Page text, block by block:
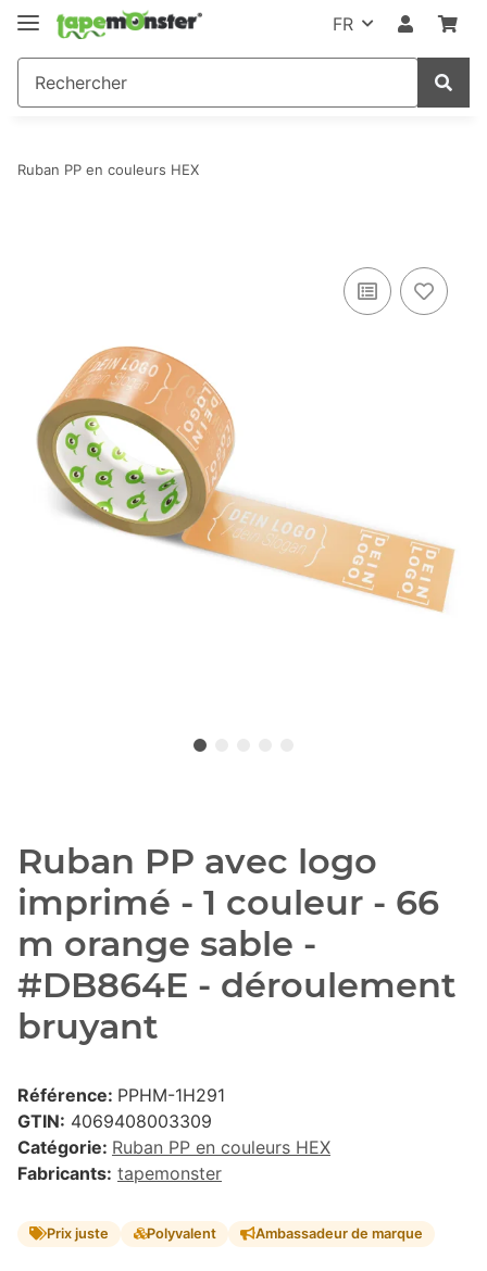
FR
Ruban PP en couleurs HEX
Ruban PP avec logo
imprimé - 1 couleur - 66
m orange sable -
#DB864E - déroulement
bruyant
Référence: PPHM-1H291
GTIN: 4069408003309
Catégorie: Ruban PP en couleurs HEX
Fabricants: tapemonster
Prix juste Polyvalent Ambassadeur de marque